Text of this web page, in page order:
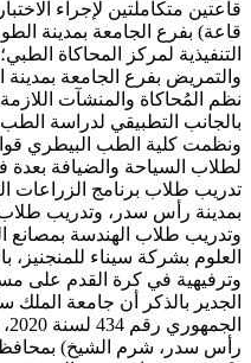
قاعة) بفرع الجامعة بمدينة
التنفيذية لمركز المحاكاة
والتمريض بفرع الجامعة
نظم المُحاكاة والمنشآت
بالجانب التطبيقي لدراسة
ونظمت كلية الطب البيطري
لطلاب السياحة والضيافة
تدريب طلاب برنامج الزراعات
بمدينة رأس سدر، وتدريب
وتدريب طلاب الهندسة بمصانع
العلوم بشركة سيناء للمنجنيز،
وترفيهية في كرة القدم على
الجدير بالذكر أن جامعة الملك
رأس سدر، شرم الشيخ)